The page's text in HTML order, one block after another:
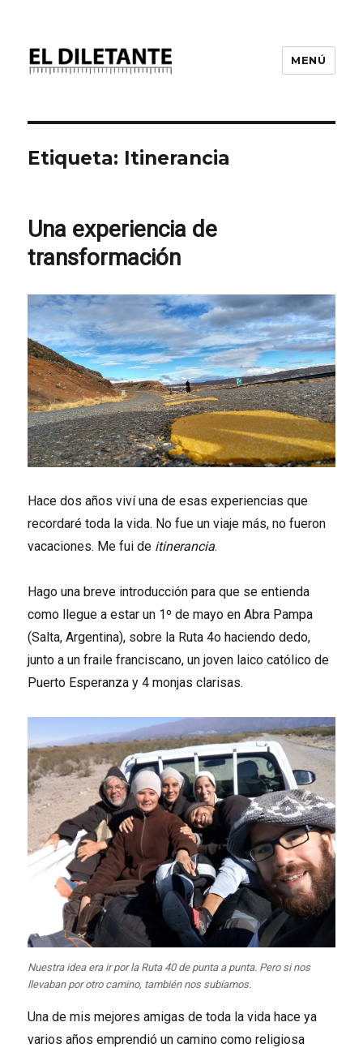
MENÚ
Etiqueta: Itinerancia
Una experiencia de
transformación
Hace dos años viví una de esas experiencias que
recordaré toda la vida. No fue un viaje más, no fueron
vacaciones. Me fui de itinerancia.
Hago una breve introducción para que se entienda
como llegue a estar un 1º de mayo en Abra Pampa
(Salta, Argentina), sobre la Ruta 4o haciendo dedo,
junto a un fraile franciscano, un joven laico católico de
Puerto Esperanza y 4 monjas clarisas.
Nuestra idea era ir por la Ruta 40 de punta a punta. Pero si nos
llevaban por otro camino, también nos subíamos.
Una de mis mejores amigas de toda la vida hace ya
varios años emprendió un camino como religiosa